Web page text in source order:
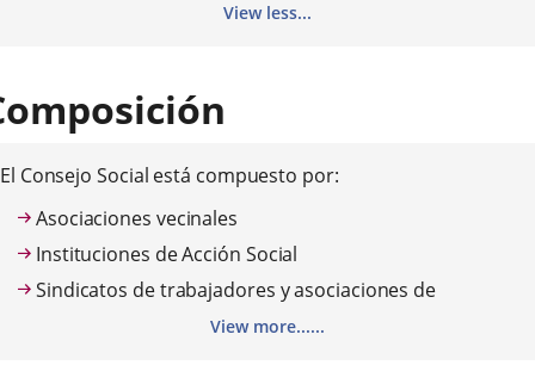
View less...
El Consejo Social está compuesto por:
Asociaciones vecinales
Instituciones de Acción Social
Sindicatos de trabajadores y asociaciones de
View more......